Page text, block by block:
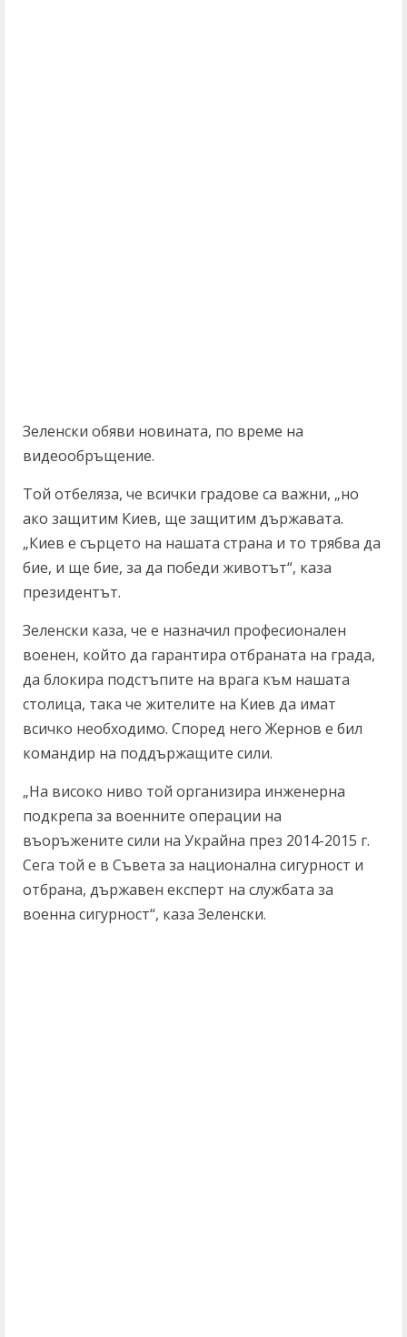
Зеленски обяви новината, по време на
видеообръщение.
Той отбеляза, че всички градове са важни, „но
ако защитим Киев, ще защитим държавата.
„Киев е сърцето на нашата страна и то трябва да
бие, и ще бие, за да победи животът“, каза
президентът.
Зеленски каза, че е назначил професионален
военен, който да гарантира отбраната на града,
да блокира подстъпите на врага към нашата
столица, така че жителите на Киев да имат
всичко необходимо. Според него Жернов е бил
командир на поддържащите сили.
„На високо ниво той организира инженерна
подкрепа за военните операции на
въоръжените сили на Украйна през 2014-2015 г.
Сега той е в Съвета за национална сигурност и
отбрана, държавен експерт на службата за
военна сигурност“, каза Зеленски.